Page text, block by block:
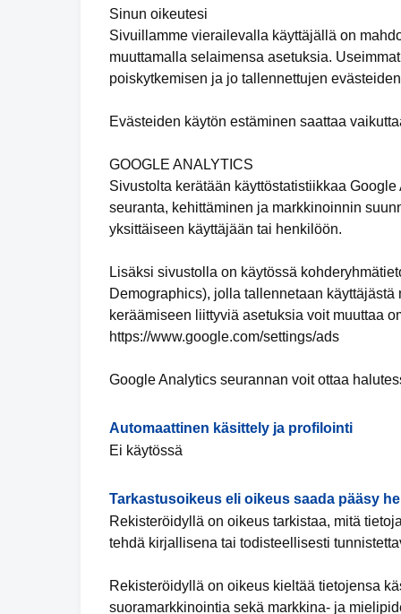
Sinun oikeutesi
Sivuillamme vierailevalla käyttäjällä on
muuttamalla selaimensa asetuksia.
poiskytkemisen ja jo tallennettujen
Evästeiden käytön estäminen saattaa
GOOGLE ANALYTICS
Sivustolta kerätään käyttöstatistiikkaa
seuranta, kehittäminen ja markkinoinnin
yksittäiseen käyttäjään tai henkilöön.
Lisäksi sivustolla on käytössä
Demographics), jolla tallennetaan
keräämiseen liittyviä asetuksia voit muuttaa
https://www.google.com/settings/ads
Google Analytics seurannan voit ottaa
Automaattinen käsittely ja profilointi
Ei käytössä
Tarkastusoikeus eli oikeus saada pääsy
Rekisteröidyllä on oikeus tarkistaa, mitä
tehdä kirjallisena tai todisteellisesti
Rekisteröidyllä on oikeus kieltää tietojensa
suoramarkkinointia sekä markkina- ja